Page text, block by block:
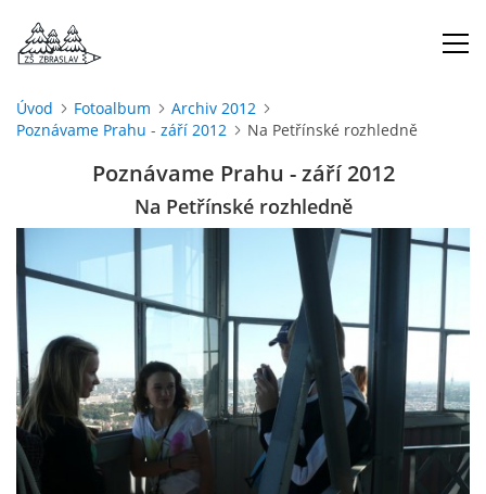
ÚVOD
ŠKOLNÍ ROK
DOKUMENTY
ŠKOLSKÁ RADA
PROJEKTY
Úvod Fotoalbum
Archiv 2012
Poznávame Prahu - září 2012
Na Petřínské rozhledně
Poznávame Prahu - září 2012
Na Petřínské rozhledně